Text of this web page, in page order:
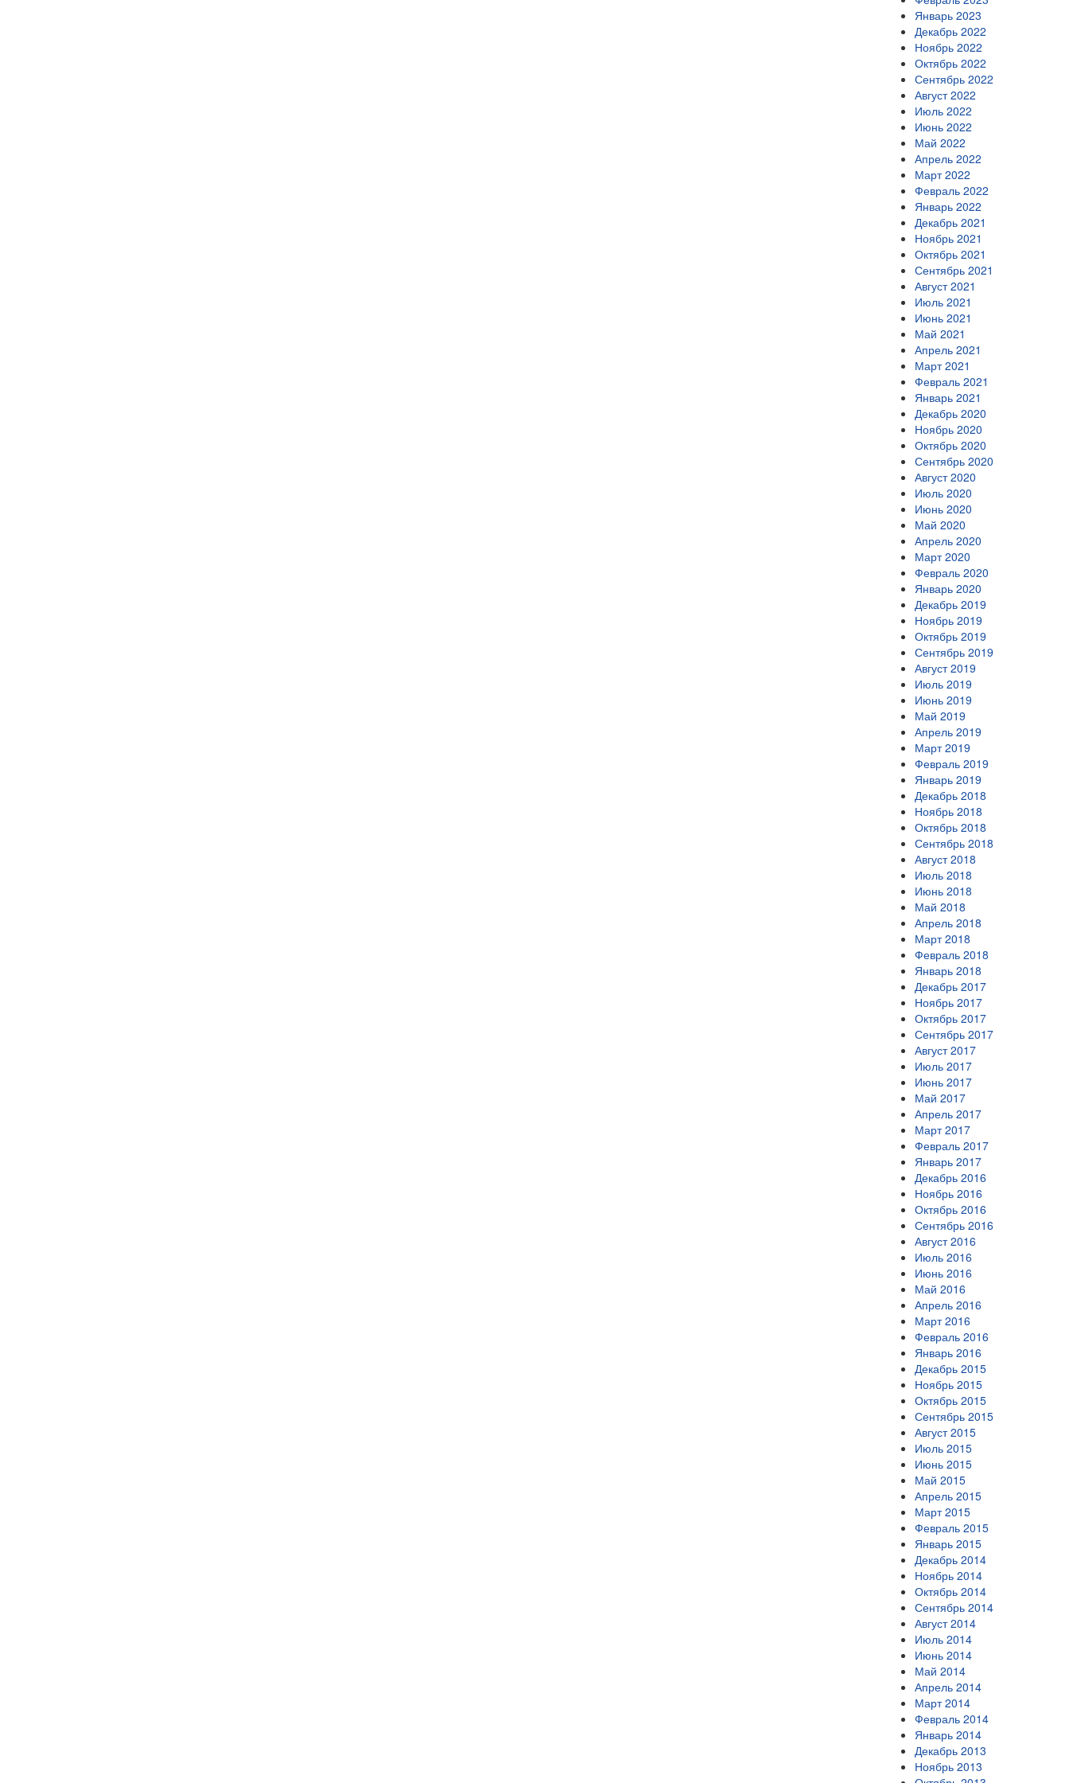
Январь 2023
Декабрь 2022
Ноябрь 2022
Октябрь 2022
Сентябрь 2022
Август 2022
Июль 2022
Июнь 2022
Май 2022
Апрель 2022
Март 2022
Февраль 2022
Январь 2022
Декабрь 2021
Ноябрь 2021
Октябрь 2021
Сентябрь 2021
Август 2021
Июль 2021
Июнь 2021
Май 2021
Апрель 2021
Март 2021
Февраль 2021
Январь 2021
Декабрь 2020
Ноябрь 2020
Октябрь 2020
Сентябрь 2020
Август 2020
Июль 2020
Июнь 2020
Май 2020
Апрель 2020
Март 2020
Февраль 2020
Январь 2020
Декабрь 2019
Ноябрь 2019
Октябрь 2019
Сентябрь 2019
Август 2019
Июль 2019
Июнь 2019
Май 2019
Апрель 2019
Март 2019
Февраль 2019
Январь 2019
Декабрь 2018
Ноябрь 2018
Октябрь 2018
Сентябрь 2018
Август 2018
Июль 2018
Июнь 2018
Май 2018
Апрель 2018
Март 2018
Февраль 2018
Январь 2018
Декабрь 2017
Ноябрь 2017
Октябрь 2017
Сентябрь 2017
Август 2017
Июль 2017
Июнь 2017
Май 2017
Апрель 2017
Март 2017
Февраль 2017
Январь 2017
Декабрь 2016
Ноябрь 2016
Октябрь 2016
Сентябрь 2016
Август 2016
Июль 2016
Июнь 2016
Май 2016
Апрель 2016
Март 2016
Февраль 2016
Январь 2016
Декабрь 2015
Ноябрь 2015
Октябрь 2015
Сентябрь 2015
Август 2015
Июль 2015
Июнь 2015
Май 2015
Апрель 2015
Март 2015
Февраль 2015
Январь 2015
Декабрь 2014
Ноябрь 2014
Октябрь 2014
Сентябрь 2014
Август 2014
Июль 2014
Июнь 2014
Май 2014
Апрель 2014
Март 2014
Февраль 2014
Январь 2014
Декабрь 2013
Ноябрь 2013